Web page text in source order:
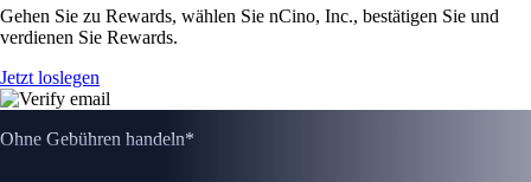
Gehen Sie zu Rewards, wählen Sie nCino, Inc., bestätigen Sie und
verdienen Sie Rewards.
Jetzt loslegen
Ohne Gebühren handeln*